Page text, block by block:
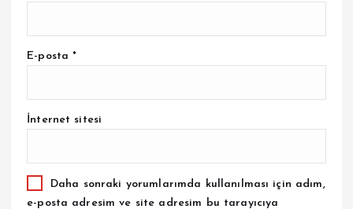
E-posta*
İnternet sitesi
Daha sonraki yorumlarımda kullanılması için adım,
e-posta adresim ve site adresim bu tarayıcıya